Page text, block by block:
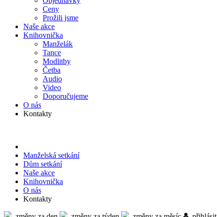
Ceny
Prožili jsme
Naše akce
Knihov­nička
Manželák
Tance
Modlitby
Četba
Audio
Video
Doporu­čujeme
O nás
Kontakty
Manželská setkání
Dům setkání
Naše akce
Knihov­nička
O nás
Kontakty